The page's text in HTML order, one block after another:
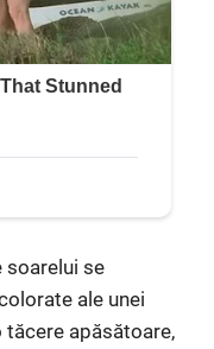
soarelui se
ale unei
apăsătoare,